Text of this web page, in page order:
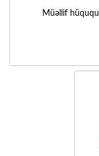
Müəllif hüququ